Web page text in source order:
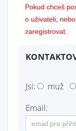
Pokud chceš
o uživateli,
zaregistrovat.
Jsi: muž
Email: